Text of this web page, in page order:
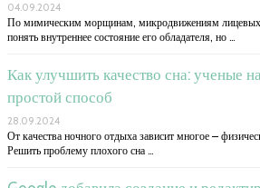
04.09.2024
По мимическим морщинам, микродвижениям
понять внутреннее состояние его обладателя, но …
Как улучшить качество сна: ученые
простой способ
28.09.2024
От качества ночного отдыха зависит многое –
Решить проблему плохого сна …